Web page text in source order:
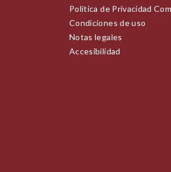
Política de Privacidad
Condiciones de uso
Notas legales
Accesibilidad